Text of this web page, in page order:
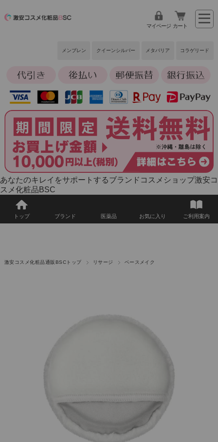
メンブレン クイーンシルバー メタバリア コラゲリード
マイページ カート
あなたのキレイをサポートするブランドコスメショップ激安コ
スメ化粧品BSC
トップ ブランド 医薬品 お気に入り ご利用案内
激安コスメ化粧品通販BSCトップ リサージ ベースメイク